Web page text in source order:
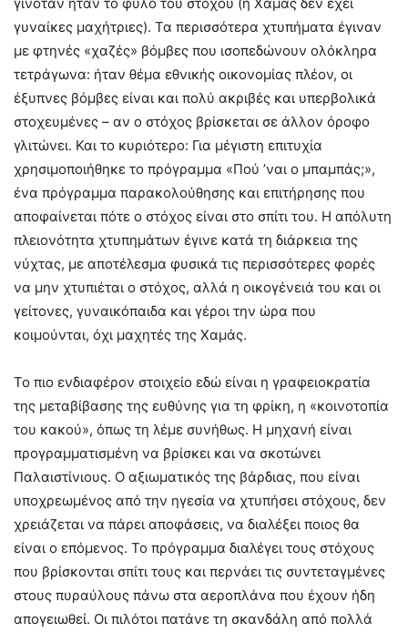
γινόταν ήταν το φύλο του στόχου (η Χαμάς δεν έχει
γυναίκες μαχήτριες). Τα περισσότερα χτυπήματα έγιναν
με φτηνές «χαζές» βόμβες που ισοπεδώνουν ολόκληρα
τετράγωνα: ήταν θέμα εθνικής οικονομίας πλέον, οι
έξυπνες βόμβες είναι και πολύ ακριβές και υπερβολικά
στοχευμένες – αν ο στόχος βρίσκεται σε άλλον όροφο
γλιτώνει. Και το κυριότερο: Για μέγιστη επιτυχία
χρησιμοποιήθηκε το πρόγραμμα «Πού ’ναι ο μπαμπάς;»,
ένα πρόγραμμα παρακολούθησης και επιτήρησης που
αποφαίνεται πότε ο στόχος είναι στο σπίτι του. Η απόλυτη
πλειονότητα χτυπημάτων έγινε κατά τη διάρκεια της
νύχτας, με αποτέλεσμα φυσικά τις περισσότερες φορές
να μην χτυπιέται ο στόχος, αλλά η οικογένειά του και οι
γείτονες, γυναικόπαιδα και γέροι την ώρα που
κοιμούνται, όχι μαχητές της Χαμάς.
Το πιο ενδιαφέρον στοιχείο εδώ είναι η γραφειοκρατία
της μεταβίβασης της ευθύνης για τη φρίκη, η «κοινοτοπία
του κακού», όπως τη λέμε συνήθως. Η μηχανή είναι
προγραμματισμένη να βρίσκει και να σκοτώνει
Παλαιστίνιους. Ο αξιωματικός της βάρδιας, που είναι
υποχρεωμένος από την ηγεσία να χτυπήσει στόχους, δεν
χρειάζεται να πάρει αποφάσεις, να διαλέξει ποιος θα
είναι ο επόμενος. Το πρόγραμμα διαλέγει τους στόχους
που βρίσκονται σπίτι τους και περνάει τις συντεταγμένες
στους πυραύλους πάνω στα αεροπλάνα που έχουν ήδη
απογειωθεί. Οι πιλότοι πατάνε τη σκανδάλη από πολλά